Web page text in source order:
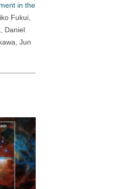
in the
Fukui,
Daniel
Jun